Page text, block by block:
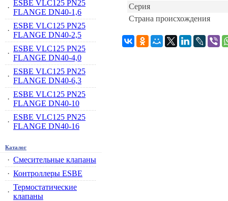
·
ESBE VLC125 PN25
FLANGE DN40-1,6
·
ESBE VLC125 PN25
FLANGE DN40-2,5
·
ESBE VLC125 PN25
FLANGE DN40-4,0
·
ESBE VLC125 PN25
FLANGE DN40-6,3
·
ESBE VLC125 PN25
FLANGE DN40-10
·
ESBE VLC125 PN25
FLANGE DN40-16
Каталог
· Смесительные клапаны
· Контроллеры ESBE
·
Термостатические
клапаны
Серия
Страна происхождения